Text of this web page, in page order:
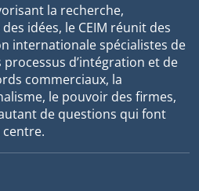
la recherche,
idées, le CEIM réunit des
internationale spécialistes de
d’intégration et de
commerciaux, la
le pouvoir des firmes,
de questions qui font
centre.